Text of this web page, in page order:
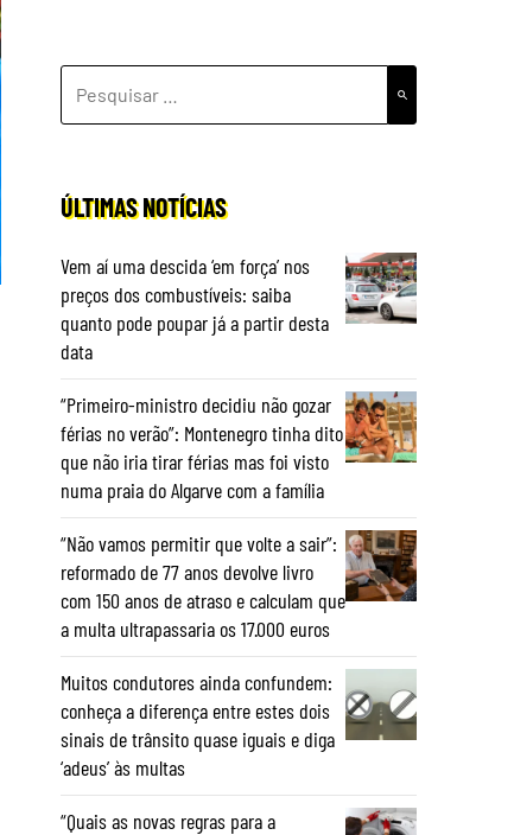
POR:
ÚLTIMAS NOTÍCIAS
Vem aí uma descida ‘em força’ nos
preços dos combustíveis: saiba
quanto pode poupar já a partir desta
data
“Primeiro-ministro decidiu não gozar
férias no verão”: Montenegro tinha dito
que não iria tirar férias mas foi visto
numa praia do Algarve com a família
“Não vamos permitir que volte a sair”:
reformado de 77 anos devolve livro
com 150 anos de atraso e calculam que
a multa ultrapassaria os 17.000 euros
Muitos condutores ainda confundem:
conheça a diferença entre estes dois
sinais de trânsito quase iguais e diga
‘adeus’ às multas
“Quais as novas regras para a